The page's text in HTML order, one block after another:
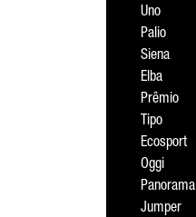
Uno
Palio
Siena
Elba
Prêmio
Tipo
Ecosport
Oggi
Panorama
Jumper